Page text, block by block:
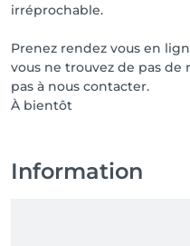
irréprochable.
Prenez rendez vous en
vous ne trouvez de pas
pas à nous contacter.
À bientôt
Information